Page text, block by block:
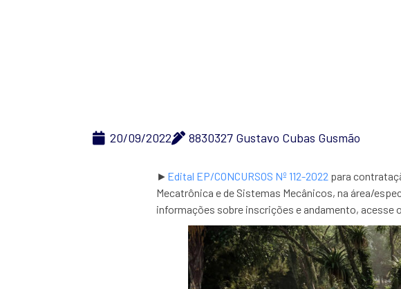
20/09/2022 8830327 Gustavo Cubas Gusmão
► Edital EP/CONCURSOS Nº 112-2022 para
Mecatrônica e de Sistemas Mecânicos, na área/
informações sobre inscrições e andamento, acesse